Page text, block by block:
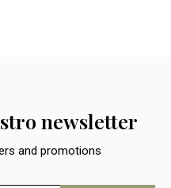
newsletter
and promotions